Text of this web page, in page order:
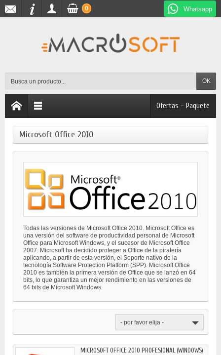
Whatsapp
OK
0
Ofertas - Paquete
Microsoft Office 2010
Todas las versiones de Microsoft Office 2010. Microsoft Office es
una versión del software de productividad personal de Microsoft
Office para Microsoft Windows, y el sucesor de Microsoft Office
2007. Microsoft ha decidido proteger a Office de la piratería
aplicando, a partir de esta versión, el Soporte nativo de la
tecnología Software Protection Platform (SPP). Microsoft Office
2010 es también la primera versión de Office que se lanzó en 64
bits, lo que garantiza un mejor rendimiento en las versiones de
64 bits de Microsoft Windows.
- por favor elija -
MICROSOFT OFFICE 2010 PROFESIONAL (WINDOWS)